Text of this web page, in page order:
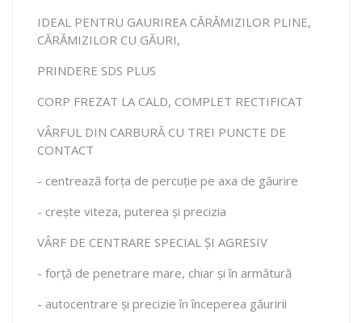
IDEAL PENTRU GAURIREA CĂRĂMIZILOR PLINE,
CĂRĂMIZILOR CU GĂURI,
PRINDERE SDS PLUS
CORP FREZAT LA CALD, COMPLET RECTIFICAT
VÂRFUL DIN CARBURĂ CU TREI PUNCTE DE
CONTACT
- centrează forța de percuție pe axa de găurire
- crește viteza, puterea și precizia
VÂRF DE CENTRARE SPECIAL ȘI AGRESIV
- forță de penetrare mare, chiar și în armătură
- autocentrare și precizie în începerea găuririi